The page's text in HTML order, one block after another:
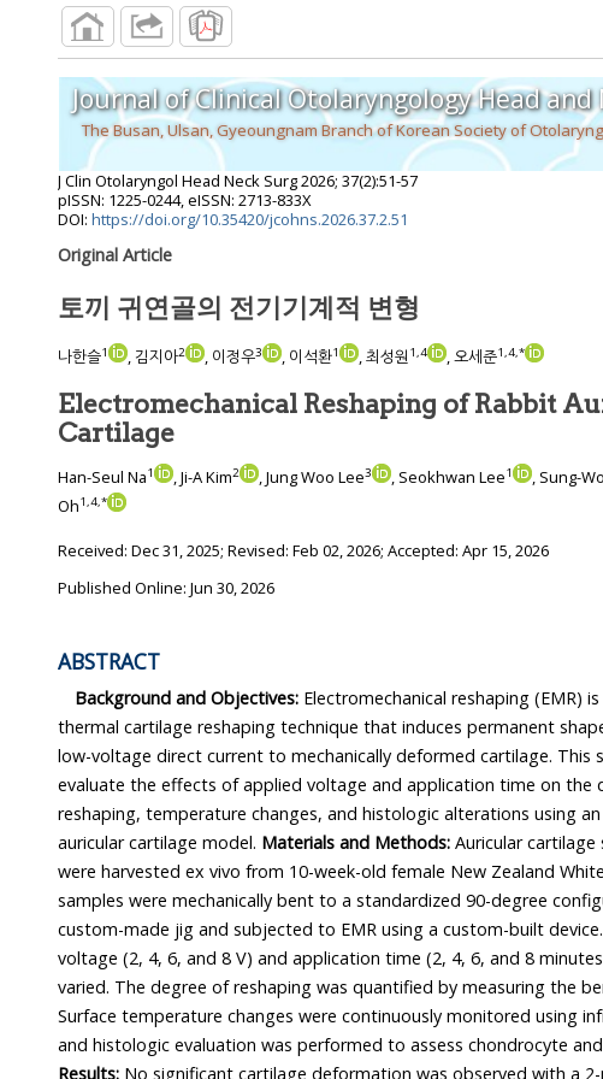
The Busan, Ulsan, Gyeoungnam Branch of Korean Society of Otolaryngology-Head and Neck
J Clin Otolaryngol Head Neck Surg2026; 37(2):51-57
pISSN: 1225-0244, eISSN: 2713-833X
DOI: https://doi.org/10.35420/jcohns.2026.37.2.51
Original Article
토끼 귀연골의 전기기계적 변형
나한슬1 , 김지아2 , 이정우3 , 이석환1 , 최성원 1,4 , 오세준1,4,*
Electromechanical Reshaping of Rabbit
Cartilage
Han-Seul Na1 , Ji-A Kim2 , Jung Woo Lee3 , Seokhwan Lee1 , Sung-
Oh1,4,*
Received: Dec 31, 2025; Revised: Feb 02, 2026; Accepted: Apr 15, 2026
Published Online: Jun 30, 2026
ABSTRACT
Background and Objectives: Electromechanical reshaping (EMR) is an
thermal cartilage reshaping technique that induces permanent shape change by
low-voltage direct current to mechanically deformed cartilage. This study aimed to
evaluate the effects of applied voltage and application time on the degree of cartilage
reshaping, temperature changes, and histologic alterations using an
auricular cartilage model. Materials and Methods: Auricular cartilage specimens (1×2 cm)
were harvested ex vivo from 10-week-old female New Zealand White rabbits. Cartilage
samples were mechanically bent to a standardized 90-degree configuration using a
custom-made jig and subjected to EMR using a custom-built device. Direct current
voltage (2, 4, 6, and 8 V) and application time (2, 4, 6, and 8 minutes) were systematically
varied. The degree of reshaping was quantified by measuring the bend angle after EMR.
Surface temperature changes were continuously monitored using infrared thermography,
and histologic evaluation was performed to assess chondrocyte
Results: No significant cartilage deformation was observed with a 2-minute application at